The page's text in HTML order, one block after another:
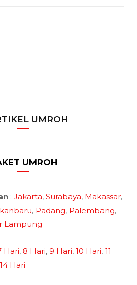
UMROH
UMROH
: Jakarta, Surabaya, Makassar,
, Padang, Palembang,
Lampung
Hari, 8 Hari, 9 Hari, 10 Hari, 11
14 Hari